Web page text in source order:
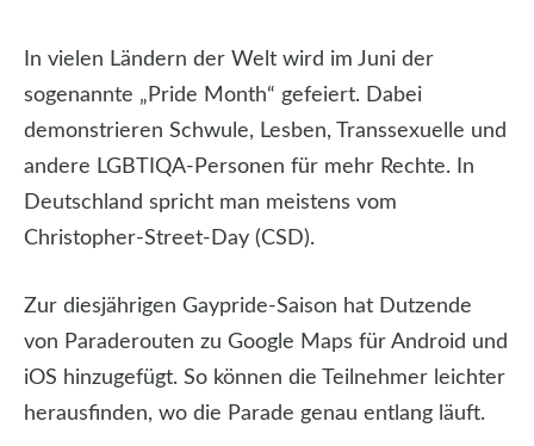
In vielen Ländern der Welt wird im Juni der
sogenannte „Pride Month“ gefeiert. Dabei
demonstrieren Schwule, Lesben, Transsexuelle und
andere LGBTIQA-Personen für mehr Rechte. In
Deutschland spricht man meistens vom
Christopher-Street-Day (CSD).
Zur diesjährigen Gaypride-Saison hat Dutzende
von Paraderouten zu Google Maps für Android und
iOS hinzugefügt. So können die Teilnehmer leichter
herausfinden, wo die Parade genau entlang läuft.